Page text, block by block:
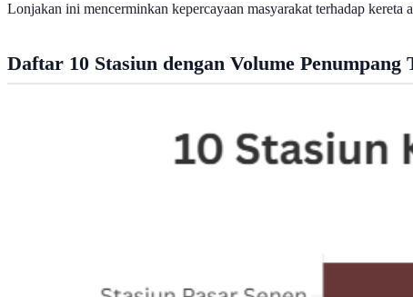
Lonjakan ini mencerminkan kepercayaan masyarakat terhadap kereta
Daftar 10 Stasiun dengan Volume